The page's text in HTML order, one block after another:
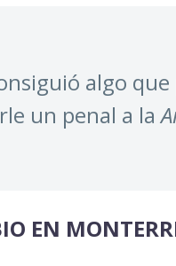
algo
un penal a la
EN